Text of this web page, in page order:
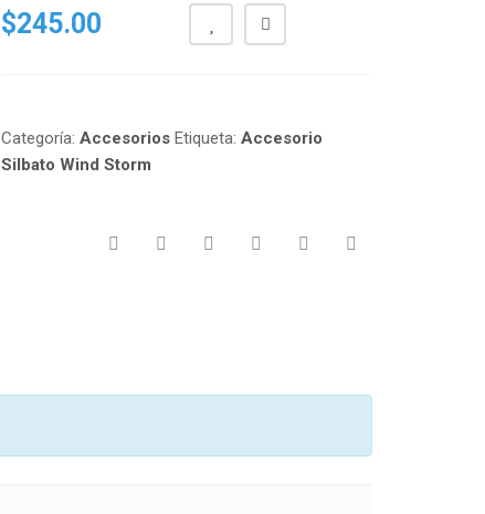
$245.00
Categoría:Accesorios Etiqueta:Accesorio
Silbato Wind Storm